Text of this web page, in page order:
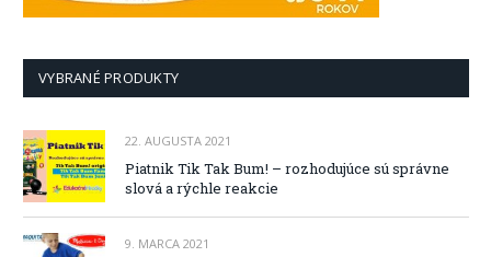
VYBRANÉ PRODUKTY
22. AUGUSTA 2021
Piatnik Tik Tak Bum! – rozhodujúce sú správne
slová a rýchle reakcie
9. MARCA 2021